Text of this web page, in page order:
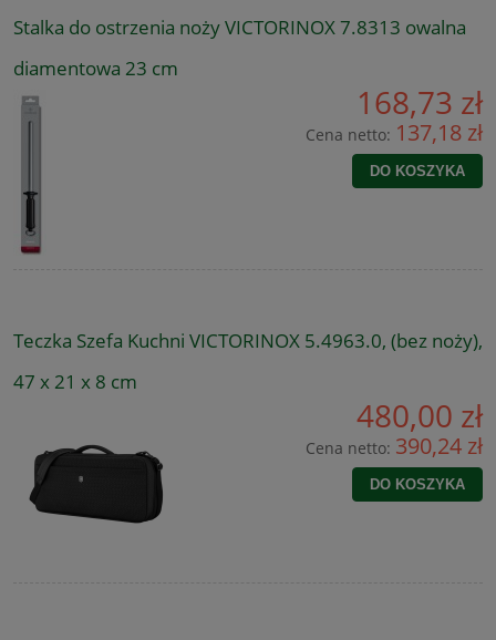
Stalka do ostrzenia noży VICTORINOX 7.8313 owalna
diamentowa 23 cm
168,73 zł
Cena netto: 137,18 zł
DO KOSZYKA
Teczka Szefa Kuchni VICTORINOX 5.4963.0, (bez noży),
47 x 21 x 8 cm
480,00 zł
Cena netto: 390,24 zł
DO KOSZYKA